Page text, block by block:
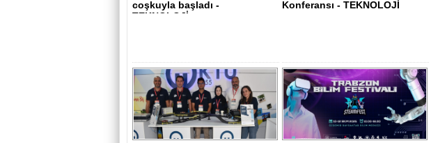
coşkuyla başladı -
TEKNOLOJİ
Konferansı - TEKNOLOJİ